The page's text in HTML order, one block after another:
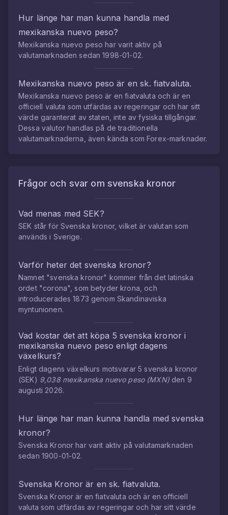
Hur länge har man kunna handla med
mexikanska nuevo peso?
Mexikanska nuevo peso har varit aktiv på
valutamarknaden sedan1998-01-02.
Mexikanska nuevo peso är en sk. fiatvaluta.
Mexikanska nuevo peso är en fiatvaluta och är en
officiell valuta som utfärdas av regeringar och har sitt
värde garanterat av staten, inte av fysiska tillgångar.
Dessa valutor handlas på de traditionella
valutamarknaderna, även kända som Forex-marknader.
Frågor och svar om svenska kronor
Vad menas med SEK?
SEK står för Svenska kronor, vilket är valutan som
används i Sverige.
Varför heter det svenska kronor?
Namnet "svenska kronor" kommer från det latinska
ordet "corona", som betyder krona, och
introducerades 1873 genom Skandinaviska
myntunionen.
Vad kostar det att köpa 5 svenska kronor i
mexikanska nuevo peso enligt dagens
växelkurs?
Enligt dagens växelkurs motsvarar5svenska kronor
(SEK) 9,038 mexikanska nuevo peso(MXN)den 9
augusti 2026.
Hur länge har man kunna handla medsvenska
kronor?
Svenska Kronor har varit aktiv på valutamarknaden
sedan 1900-01-02.
Svenska Kronor är en sk. fiatvaluta.
Svenska Kronor är en fiatvaluta och är en officiell
valuta som utfärdas av regeringar och har sitt värde